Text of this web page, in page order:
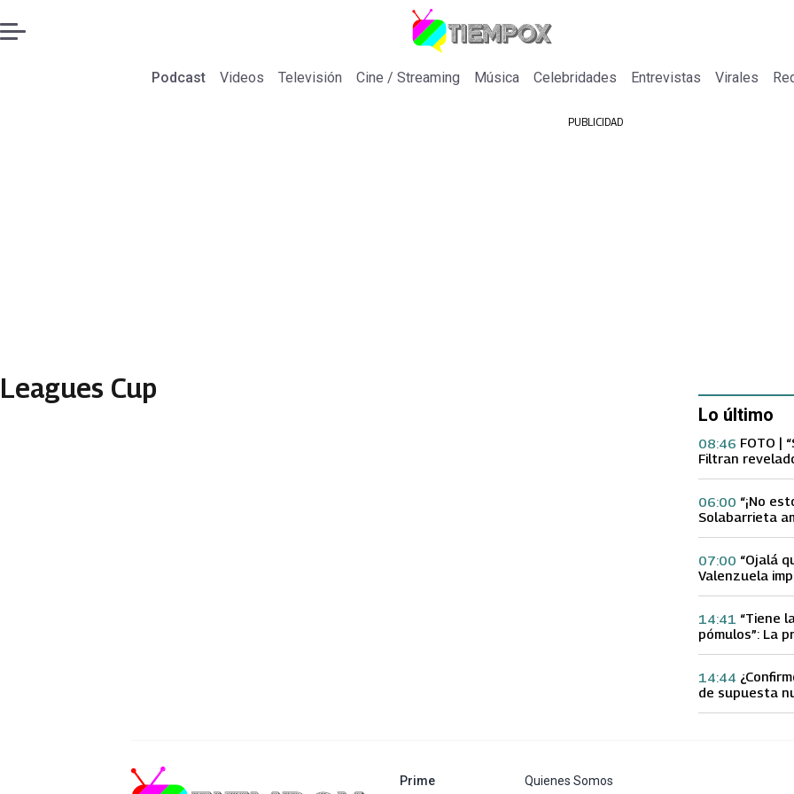
Podcast Videos Televisión Cine / Streaming Música Celebridades Entrevistas Virales
PUBLICIDAD
Leagues Cup
Lo último
FOTO |
Filtran
08:46
“¡No
Solabarrieta
06:00
“Ojalá
Valenzuela
07:00
“Tiene
pómulos”: La
14:41
de supuesta
14:44
Primeabre en nueva pestañaQuienes Somos